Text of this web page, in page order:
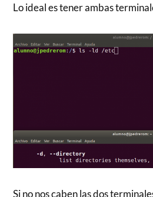
Lo ideal es tener ambas
Si no nos caben las dos